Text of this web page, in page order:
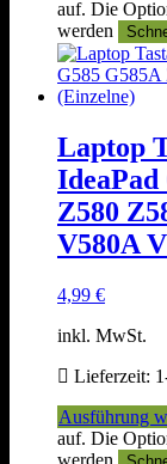
auf. Die
werden
Laptop
IdeaPad
Z580
V580A
4,99 €
inkl. MwSt.
Lieferzeit:
Ausführung
auf. Die